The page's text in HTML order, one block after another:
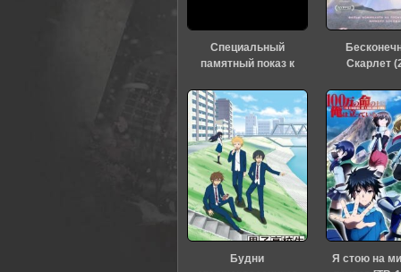
Специальный
памятный показ к
«Евангелиона» (2026)
Скарлет
Будни
Я стою на